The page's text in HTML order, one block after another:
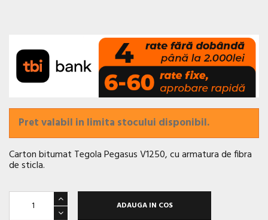
Pret valabil in limita stocului disponibil.
Carton bitumat Tegola Pegasus V1250, cu armatura de fibra
de sticla.
ADAUGA IN COS